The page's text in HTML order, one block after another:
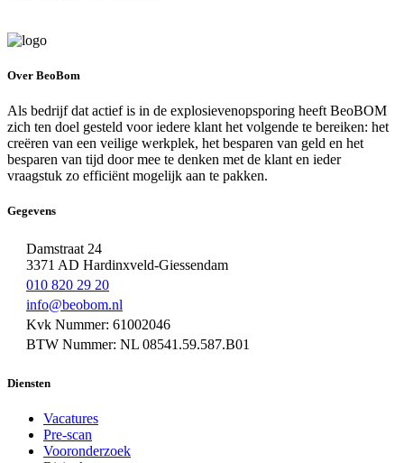
Over BeoBom
Als bedrijf dat actief is in de explosievenopsporing heeft BeoBOM
zich ten doel gesteld voor iedere klant het volgende te bereiken: het
creëren van een veilige werkplek, het besparen van geld en het
besparen van tijd door mee te denken met de klant en ieder
vraagstuk zo efficiënt mogelijk aan te pakken.
Gegevens
Damstraat 24
3371 AD Hardinxveld-Giessendam
010 820 29 20
info@beobom.nl
Kvk Nummer: 61002046
BTW Nummer: NL 08541.59.587.B01
Diensten
Vacatures
Pre-scan
Vooronderzoek